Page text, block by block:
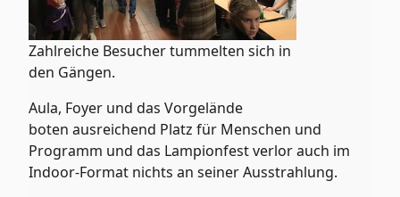
Zahlreiche Besucher tummelten sich in
den Gängen.
Aula, Foyer und das Vorgelände
boten ausreichend Platz für Menschen und
Programm und das Lampionfest verlor auch im
Indoor-Format nichts an seiner Ausstrahlung.